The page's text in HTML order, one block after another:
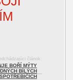
článok:
BOŘÍ MÝTY
BÍLÝCH
SPOTŘEBIČÍCH